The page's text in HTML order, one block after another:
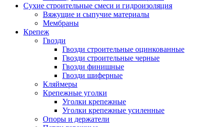
Сухие строительные смеси и гидроизоляция
Вяжущие и сыпучие материалы
Мембраны
Крепеж
Гвозди
Гвозди строительные оцинкованные
Гвозди строительные черные
Гвозди финишные
Гвозди шиферные
Кляймеры
Крепежные уголки
Уголки крепежные
Уголки крепежные усиленные
Опоры и держатели